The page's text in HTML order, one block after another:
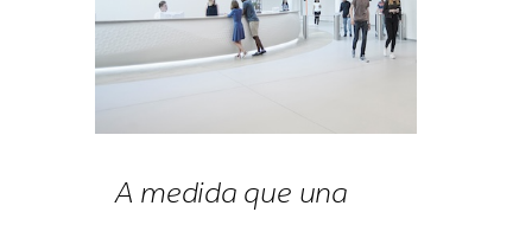
A medida que una